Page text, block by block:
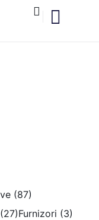
(87)
Furnizori (3)